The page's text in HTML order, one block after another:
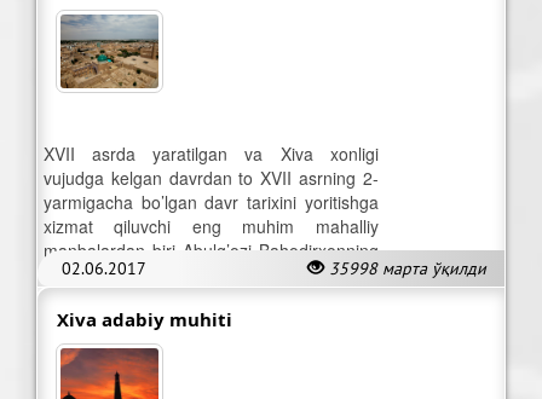
02.06.2017 35998 марта ўқилди
XVII asrda yaratilgan va Xiva xonligi
vujudga kelgan davrdan to XVII asrning 2-
yarmigacha bo’lgan davr tarixini yoritishga
xizmat qiluvchi eng muhim mahalliy
manbalardan biri Abulg’ozi Bahodirxonning
«Shajarayi turk» asaridir.
Xiva adabiy muhiti